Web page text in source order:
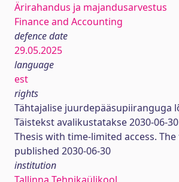
Ärirahandus ja majandusarvestus
Finance and Accounting
defence date
29.05.2025
language
est
rights
Tähtajalise juurdepääsupiiranguga
Täistekst avalikustatakse 2030-06-30
Thesis with time-limited access.
published 2030-06-30
institution